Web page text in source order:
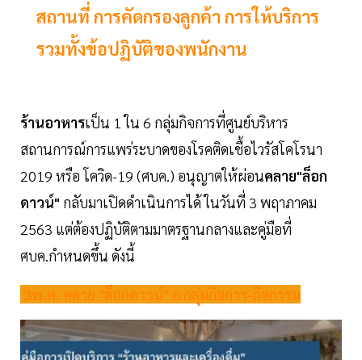
สถานที่ การคัดกรองลูกค้า การให้บริการ
รวมทั้งข้อปฏิบัติของพนักงาน
ร้านอาหารเป็น 1 ใน 6 กลุ่มกิจการที่ศูนย์บริหาร
สถานการณ์การแพร่ระบาดของโรคติดเชื้อไวรัสโคโรนา
2019 หรือ โควิด-19 (ศบค.) อนุญาตให้ผ่อนคลาย"ล็อก
ดาวน์" กลับมาเปิดดำเนินการได้ ในวันที่ 3 พฤาภาคม
2563 แต่ต้องปฏิบัติตามมาตรฐานกลางและคู่มือที่
ศบค.กำหนดขึ้น ดังนี้
3พ.ค. คลาย "ล็อกดาวน์" 6 กลุ่มกิจการ-กิจกรรม